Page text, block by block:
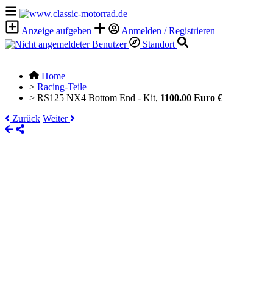
Anzeige aufgeben
Anmelden / Registrieren
Standort
Home
> Racing-Teile
> RS125 NX4 Bottom End - Kit, 1100.00 Euro €
Zurück Weiter